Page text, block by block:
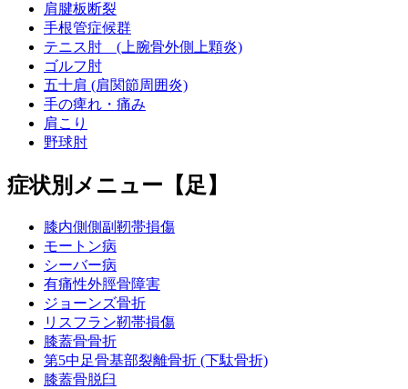
肩腱板断裂
手根管症候群
テニス肘 (上腕骨外側上顆炎)
ゴルフ肘
五十肩 (肩関節周囲炎)
手の痺れ・痛み
肩こり
野球肘
症状別メニュー【足】
膝内側側副靭帯損傷
モートン病
シーバー病
有痛性外脛骨障害
ジョーンズ骨折
リスフラン靭帯損傷
膝蓋骨骨折
第5中足骨基部裂離骨折 (下駄骨折)
膝蓋骨脱臼